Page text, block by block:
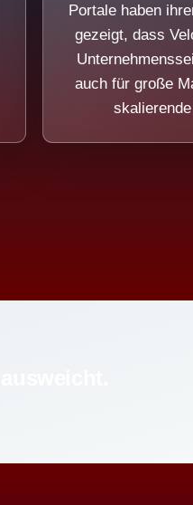
Portale haben
gezeigt, dass
auch für große